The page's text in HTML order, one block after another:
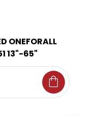
ONEFORALL
13"-65"
shopping_bag